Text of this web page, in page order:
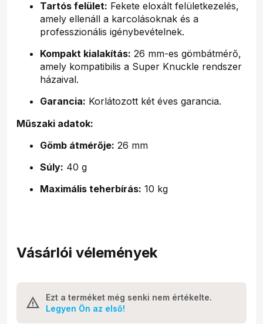
Tartós felület: Fekete eloxált felületkezelés,
amely ellenáll a karcolásoknak és a
professzionális igénybevételnek.
Kompakt kialakítás: 26 mm-es gömbátmérő,
amely kompatibilis a Super Knuckle rendszer
házaival.
Garancia: Korlátozott két éves garancia.
Műszaki adatok:
Gömb átmérője: 26 mm
Súly: 40 g
Maximális teherbírás: 10 kg
Vásárlói vélemények
Ezt a terméket még senki nem értékelte.
Legyen Ön az első!